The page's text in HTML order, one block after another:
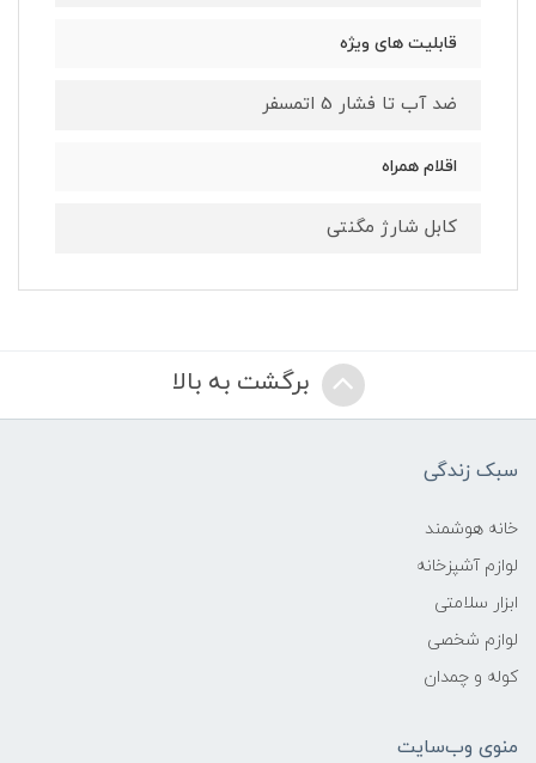
قابلیت های ویژه
ضد آب تا فشار 5 اتمسفر
اقلام همراه
کابل شارژ مگنتی
برگشت به بالا
سبک زندگی
خانه هوشمند
لوازم آشپزخانه
ابزار سلامتی
لوازم شخصی
کوله و چمدان
منوی وب‌سایت